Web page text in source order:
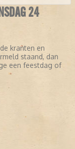
24
kranten en
staand, dan
een feestdag of